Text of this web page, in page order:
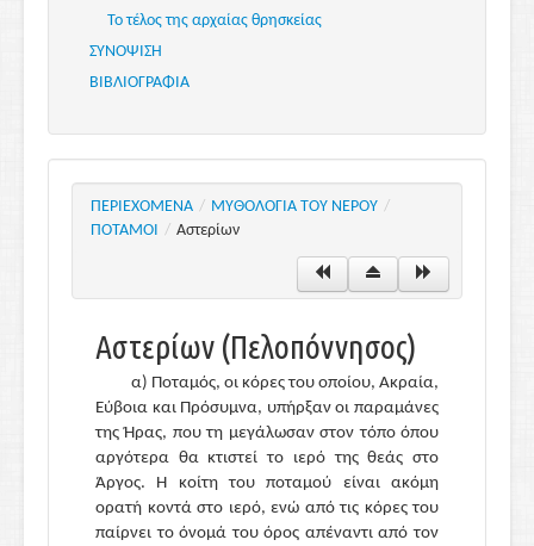
Το τέλος της αρχαίας θρησκείας
ΣΥΝΟΨΙΣΗ
ΒΙΒΛΙΟΓΡΑΦΙΑ
ΠΕΡΙΕΧΟΜΕΝΑ / ΜΥΘΟΛΟΓΙΑ ΤΟΥ ΝΕΡΟΥ /
ΠΟΤΑΜΟΙ / Αστερίων
Αστερίων (Πελοπόννησος)
α) Ποταμός, οι κόρες του οποίου, Ακραία,
Εύβοια και Πρόσυμνα, υπήρξαν οι παραμάνες
της Ήρας, που τη μεγάλωσαν στον τόπο όπου
αργότερα θα κτιστεί το ιερό της θεάς στο
Άργος. Η κοίτη του ποταμού είναι ακόμη
ορατή κοντά στο ιερό, ενώ από τις κόρες του
παίρνει το όνομά του όρος απέναντι από τον